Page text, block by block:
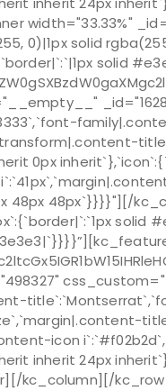
width="33.33%"
0)|1px solid
solid
0px
48px 48px`}}}}"][/
solid
icon
inherit 24px
kc_column][/